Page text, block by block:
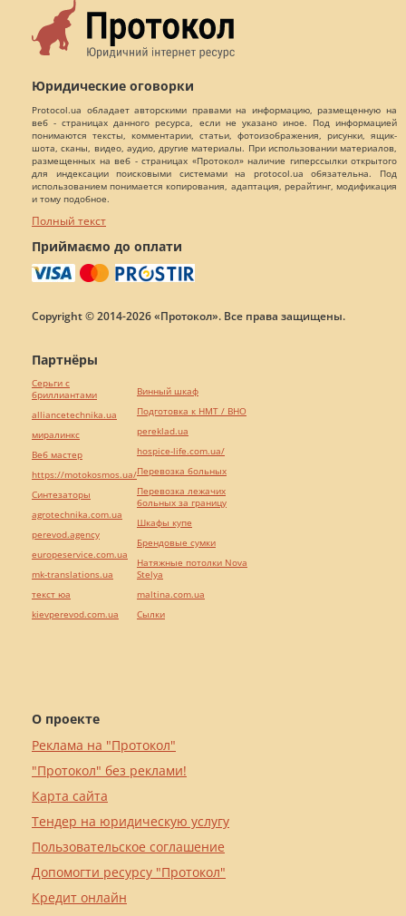
Юридические оговорки
Protocol.ua обладает авторскими правами на информацию, размещенную на
веб - страницах данного ресурса, если не указано иное. Под информацией
понимаются тексты, комментарии, статьи, фотоизображения, рисунки, ящик-
шота, сканы, видео, аудио, другие материалы. При использовании материалов,
размещенных на веб - страницах «Протокол» наличие гиперссылки открытого
для индексации поисковыми системами на protocol.ua обязательна. Под
использованием понимается копирования, адаптация, рерайтинг, модификация
и тому подобное.
Полный текст
Приймаємо до оплати
Copyright © 2014-2026 «Протокол». Все права защищены.
О проекте
Реклама на "Протокол"
"Протокол" без реклами!
Карта сайта
Тендер на юридическую услугу
Пользовательское соглашение
Допомогти ресурсу "Протокол"
Кредит онлайн
Партнёры
Серьги с
бриллиантами
alliancetechnika.ua
миралинкс
Веб мастер
https://motokosmos.ua/
Синтезаторы
agrotechnika.com.ua
perevod.agency
europeservice.com.ua
mk-translations.ua
текст юа
kievperevod.com.ua
Винный шкаф
Подготовка к НМТ / ВНО
pereklad.ua
hospice-life.com.ua/
Перевозка больных
Перевозка лежачих
больных за границу
Шкафы купе
Брендовые сумки
Натяжные потолки Nova
Stelya
maltina.com.ua
Cылки